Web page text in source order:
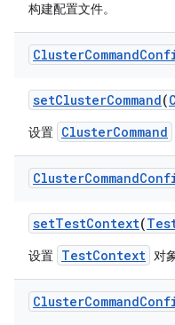
构建配置文件。
ClusterCommand
setClusterCommand(
设置 ClusterCommand
ClusterCommand
setTestContext(
设置 TestContext 对
ClusterCommand